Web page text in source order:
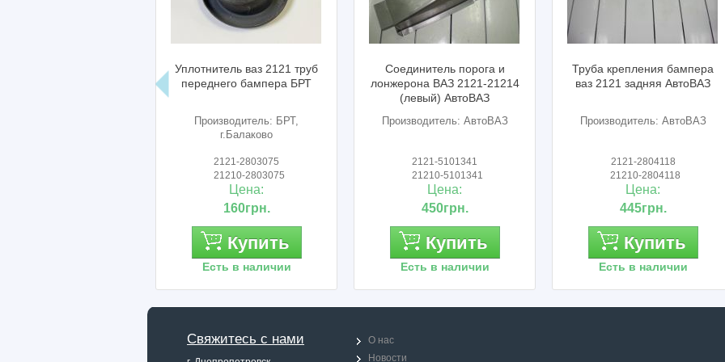
Уплотнитель ваз 2121 труб
переднего бампера БРТ
Соединитель порога и
лонжерона ВАЗ 2121-21214
Производитель: АвтоВАЗ
21210-5101341
Есть в наличии
Труба крепления бампера
ваз 2121 задняя АвтоВАЗ
Производитель: АвтоВАЗ
21210-2804118
Есть в наличии
Ось петли
21230-
Есть в
Свяжитесь с нами
О нас
Новости